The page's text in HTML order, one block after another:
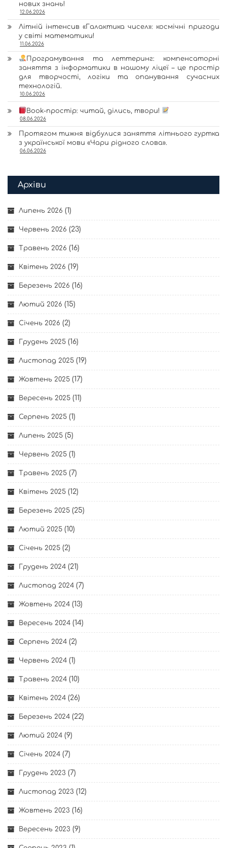
нових знань!
12.06.2026
Літній інтенсив «Галактика чисел»: космічні пригоди
у світі математики!
11.06.2026
Програмування та леттеринг: компенсаторні
заняття з інформатики в нашому ліцеї – це простір
для творчості, логіки та опанування сучасних
технологій.
10.06.2026
Book-простір: читай, ділись, твори!
08.06.2026
Протягом тижня відбулися заняття літнього гуртка
з української мови «Чари рідного слова».
06.06.2026
Архіви
Липень 2026 (1)
Червень 2026 (23)
Травень 2026 (16)
Квітень 2026 (19)
Березень 2026 (16)
Лютий 2026 (15)
Січень 2026 (2)
Грудень 2025 (16)
Листопад 2025 (19)
Жовтень 2025 (17)
Вересень 2025 (11)
Серпень 2025 (1)
Липень 2025 (5)
Червень 2025 (1)
Травень 2025 (7)
Квітень 2025 (12)
Березень 2025 (25)
Лютий 2025 (10)
Січень 2025 (2)
Грудень 2024 (21)
Листопад 2024 (7)
Жовтень 2024 (13)
Вересень 2024 (14)
Серпень 2024 (2)
Червень 2024 (1)
Травень 2024 (10)
Квітень 2024 (26)
Березень 2024 (22)
Лютий 2024 (9)
Січень 2024 (7)
Грудень 2023 (7)
Листопад 2023 (12)
Жовтень 2023 (16)
Вересень 2023 (9)